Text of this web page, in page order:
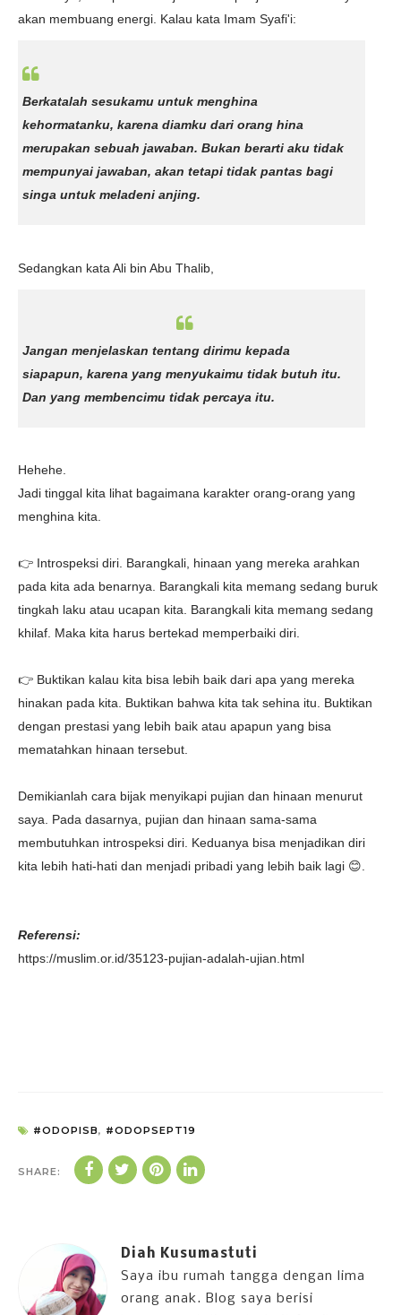
akan membuang energi. Kalau kata Imam Syafi'i:
Berkatalah sesukamu untuk menghina
kehormatanku, karena diamku dari orang hina
merupakan sebuah jawaban. Bukan berarti aku tidak
mempunyai jawaban, akan tetapi tidak pantas bagi
singa untuk meladeni anjing.
Sedangkan kata Ali bin Abu Thalib,
Jangan menjelaskan tentang dirimu kepada
siapapun, karena yang menyukaimu tidak butuh itu.
Dan yang membencimu tidak percaya itu.
Hehehe.
Jadi tinggal kita lihat bagaimana karakter orang-orang yang
menghina kita.
👉 Introspeksi diri. Barangkali, hinaan yang mereka arahkan
pada kita ada benarnya. Barangkali kita memang sedang buruk
tingkah laku atau ucapan kita. Barangkali kita memang sedang
khilaf. Maka kita harus bertekad memperbaiki diri.
👉 Buktikan kalau kita bisa lebih baik dari apa yang mereka
hinakan pada kita. Buktikan bahwa kita tak sehina itu. Buktikan
dengan prestasi yang lebih baik atau apapun yang bisa
mematahkan hinaan tersebut.
Demikianlah cara bijak menyikapi pujian dan hinaan menurut
saya. Pada dasarnya, pujian dan hinaan sama-sama
membutuhkan introspeksi diri. Keduanya bisa menjadikan diri
kita lebih hati-hati dan menjadi pribadi yang lebih baik lagi 😊.
Referensi:
https://muslim.or.id/35123-pujian-adalah-ujian.html
#ODOPISB, #ODOPSEPT19
SHARE:
Diah Kusumastuti
Saya ibu rumah tangga dengan lima
orang anak. Blog saya berisi